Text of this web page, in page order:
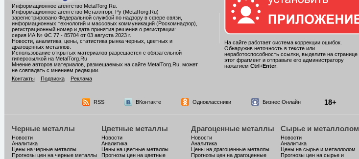
Информационное агентство MetalTorg.Ru.
Информационное агентство Металлторг. Ру (MetalTorg.Ru)
зарегистрировано Федеральной службой по надзору в сфере связи,
информационных технологий и массовых коммуникаций (Роскомнадзор),
регистрационный номер и дата принятия решения о регистрации:
серия ИА № ФС 77 - 85704 от 03 августа 2023 г.
Новости, аналитика, цены, статистика рынка черных, цветных и
драгоценных металлов.
Использование открытых материалов разрешается с обязательной
гиперссылкой на MetalTorg.Ru
Мнение авторов материалов, размещаемых на сайте MetalTorg.Ru, может
не совпадать с мнением редакции.
Контакты
Подписка Реклама
На сайте работает система коррекции ошибок.
Обнаружив неточность в тексте или
неработоспособность ссылки, выделите на странице
этот фрагмент и отправьте его администратору
нажатием Ctrl+Enter.
RSS ВКонтакте Одноклассники Бизнес Онлайн 18+
Черные металлы
Новости
Аналитика
Цены на черные металлы
Прогнозы цен на черные металлы
Цветные металлы
Новости
Аналитика
Цены на цветные металлы
Прогнозы цен на цветные
Драгоценные металлы
Новости
Аналитика
Цены на драгоценные металлы
Прогнозы цен на драгоценные
Сырье и металлолом
Новости
Аналитика
Цены на сырье и металлолом
Прогнозы цен на сырье и